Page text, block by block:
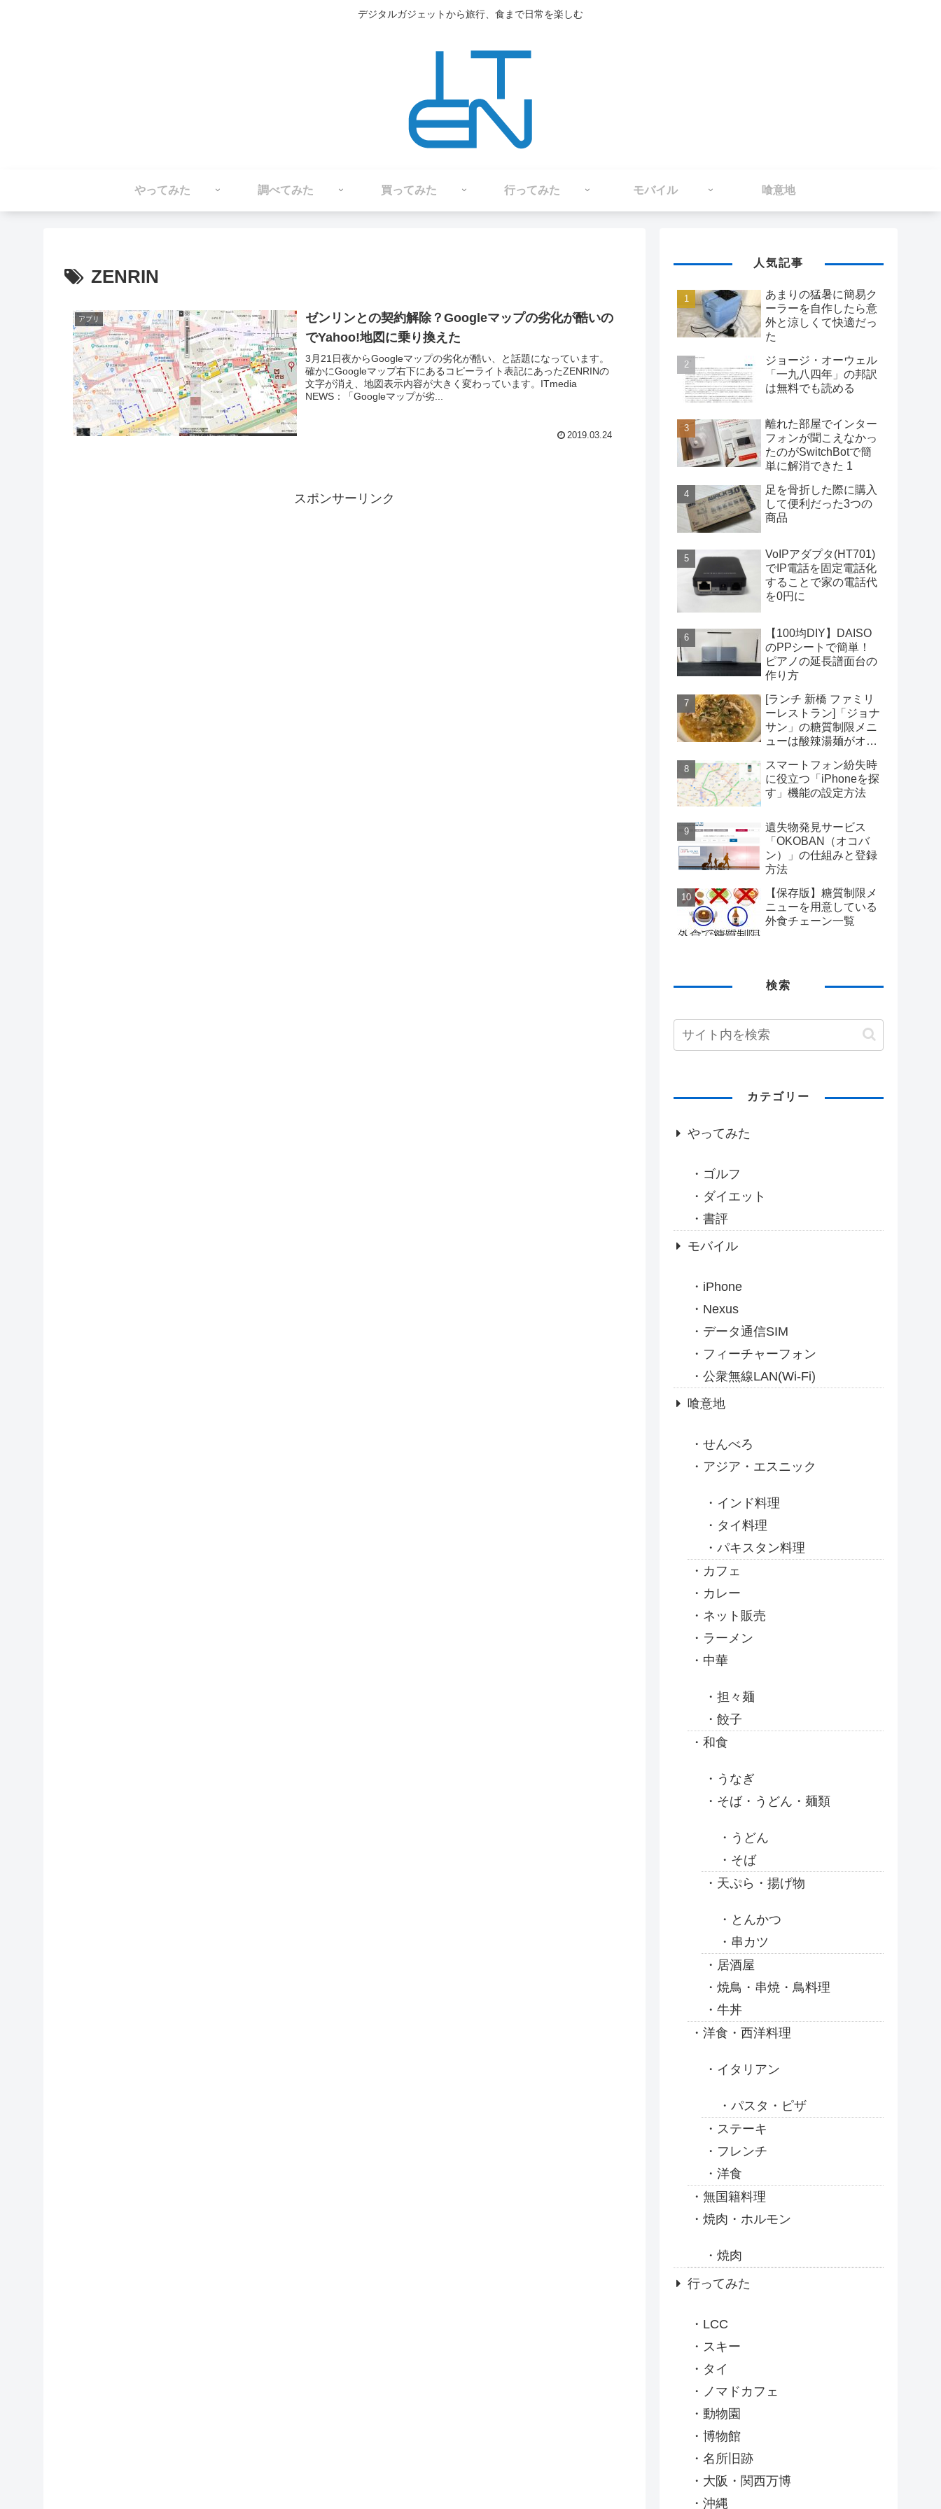
デジタルガジェットから旅行、食まで日常を楽しむ
やってみた 調べてみた 買ってみた 行ってみた モバイル 喰意地
ZENRIN
アプリ
ゼンリンとの契約解除？Googleマップの劣化が酷いの
でYahoo!地図に乗り換えた
3月21日夜からGoogleマップの劣化が酷い、と話題になっています。
確かにGoogleマップ右下にあるコピーライト表記にあったZENRINの
文字が消え、地図表示内容が大きく変わっています。ITmedia
NEWS：「Googleマップが劣...
2019.03.24
スポンサーリンク
人気記事
あまりの猛暑に簡易ク
ーラーを自作したら意
外と涼しくて快適だっ
た
ジョージ・オーウェル
「一九八四年」の邦訳
は無料でも読める
離れた部屋でインター
フォンが聞こえなかっ
たのがSwitchBotで簡
単に解消できた 1
足を骨折した際に購入
して便利だった3つの
商品
VoIPアダプタ(HT701)
でIP電話を固定電話化
することで家の電話代
を0円に
【100均DIY】DAISO
のPPシートで簡単！
ピアノの延長譜面台の
作り方
[ランチ 新橋 ファミリ
ーレストラン]「ジョナ
サン」の糖質制限メニ
ューは酸辣湯麺がオス
スマートフォン紛失時
に役立つ「iPhoneを探
す」機能の設定方法
遺失物発見サービス
「OKOBAN（オコバ
ン）」の仕組みと登録
方法
【保存版】糖質制限メ
ニューを用意している
外食チェーン一覧
検索
カテゴリー
やってみた
ゴルフ
ダイエット
書評
モバイル
iPhone
Nexus
データ通信SIM
フィーチャーフォン
公衆無線LAN(Wi-Fi)
喰意地
せんべろ
アジア・エスニック
インド料理
タイ料理
パキスタン料理
カフェ
カレー
ネット販売
ラーメン
中華
担々麺
餃子
和食
うなぎ
そば・うどん・麺類
うどん
そば
天ぷら・揚げ物
とんかつ
串カツ
居酒屋
焼鳥・串焼・鳥料理
牛丼
洋食・西洋料理
イタリアン
パスタ・ピザ
ステーキ
フレンチ
洋食
無国籍料理
焼肉・ホルモン
焼肉
行ってみた
LCC
スキー
タイ
ノマドカフェ
動物園
博物館
名所旧跡
大阪・関西万博
沖縄